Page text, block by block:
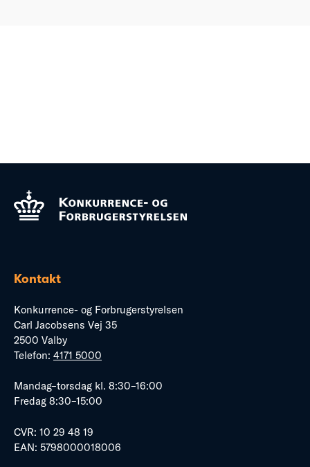
Kontakt
Konkurrence- og Forbrugerstyrelsen
Carl Jacobsens Vej 35
2500 Valby
Telefon: 4171 5000
Mandag–torsdag kl. 8:30–16:00
Fredag 8:30–15:00
CVR: 10 29 48 19
EAN: 5798000018006